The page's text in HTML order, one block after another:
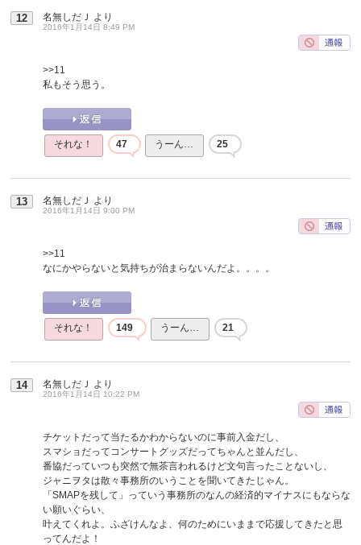
12 名無しだＪ より
2016年1月14日 8:49 PM
>>11
私もそう思う。
それな！ 47 うーん… 25
13 名無しだＪ より
2016年1月14日 9:00 PM
>>11
なにかやらないと気持ちが治まらないんだよ。。。。
それな！ 149 うーん… 21
14 名無しだＪ より
2016年1月14日 10:22 PM
チケットだって当たるかわからないのに事前入金だし、
スマショだってコンサートグッズだってちゃんと並んだし、
番協だっていつも突然で無茶言われるけど文句言ったことないし、
ジャニヲタは散々事務所のいうことを聞いてきたじゃん。
「SMAPを残して」っていう事務所のなんの経済的マイナスにもならな
い願いぐらい、
叶えてくれよ。ふざけんなよ、何のためにいままで応援してきたと思
ってんだよ！